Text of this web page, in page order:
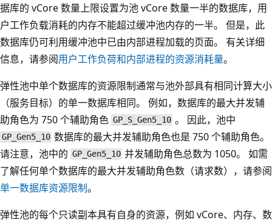
据库的 vCore 数量上限设置为池 vCore 数量一半的数据库，用
户工作负载消耗的内存不能超过缓冲池内存的一半。 但是，此
数据库仍可利用缓冲池中已由内部进程加载的页面。 有关详细
信息，请参阅用户工作负荷和内部进程的资源消耗量。
弹性池中单个数据库的资源限制通常与池外部具有相同计算大小
（服务目标）的单一数据库相同。 例如，数据库的最大并发辅
助角色为 750 个辅助角色 GP_S_Gen5_10 。 因此，池中
GP_Gen5_10 数据库的最大并发辅助角色也是 750 个辅助角色。
请注意，池中的 GP_Gen5_10 并发辅助角色总数为 1050。 如需
了解任何单个数据库的最大并发辅助角色数（请求数），请参阅
单一数据库资源限制。
弹性池的每个只读副本具有自身的资源，例如 vCore、内存、数